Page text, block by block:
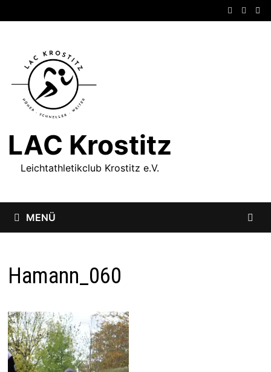
Inhalt
LAC Krostitz
Leichtathletikclub Krostitz e.V.
MENÜ
Hamann_060